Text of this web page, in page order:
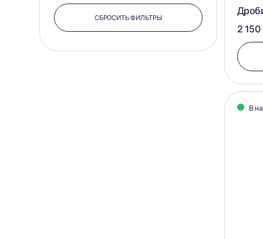
СБРОСИТЬ ФИЛЬТРЫ
2 150
В